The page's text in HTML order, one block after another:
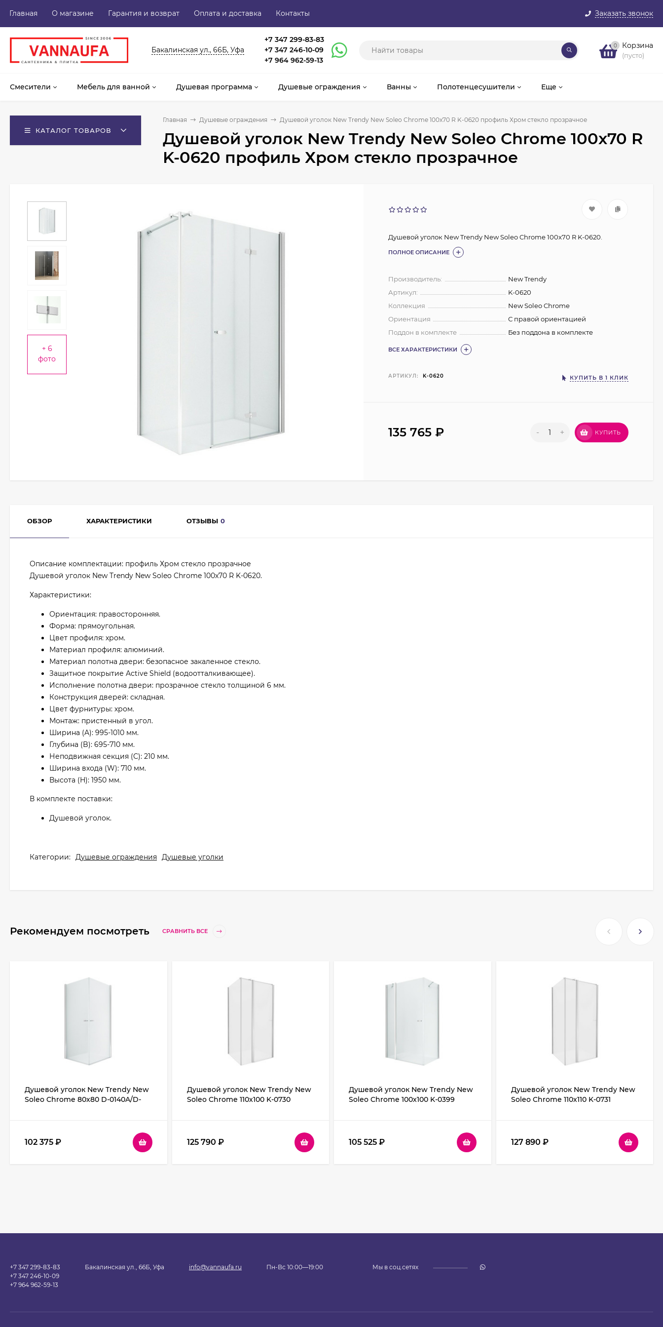
Заказать звонок
Главная О магазине Гарантия и возврат Оплата и доставка Контакты
Бакалинская ул., 66Б, Уфа
+7 347 299-83-83
+7 347 246-10-09
+7 964 962-59-13
0 Корзина
(пусто)
Смесители Мебель для ванной Душевая программа Душевые ограждения Ванны Полотенцесушители Еще
КАТАЛОГ ТОВАРОВ
Главная Душевые ограждения Душевой уголок New Trendy New Soleo Chrome 100x70 R K-0620 профиль Хром стекло прозрачное
Душевой уголок New Trendy New Soleo Chrome 100x70 R
K-0620 профиль Хром стекло прозрачное
+ 6
фото
Душевой уголок New Trendy New Soleo Chrome 100x70 R K-0620.
ПОЛНОЕ ОПИСАНИЕ
Производитель:
New Trendy
Артикул:
K-0620
Коллекция
New Soleo Chrome
Ориентация
С правой ориентацией
Поддон в комплекте
Без поддона в комплекте
ВСЕ ХАРАКТЕРИСТИКИ
АРТИКУЛ: K-0620 КУПИТЬ В 1 КЛИК
135 765₽ - + КУПИТЬ
ОБЗОР ХАРАКТЕРИСТИКИ ОТЗЫВЫ 0
Описание комплектации: профиль Хром стекло прозрачное
Душевой уголок New Trendy New Soleo Chrome 100x70 R K-0620.
Характеристики:
Ориентация: правосторонняя.
Форма: прямоугольная.
Цвет профиля: хром.
Материал профиля: алюминий.
Материал полотна двери: безопасное закаленное стекло.
Защитное покрытие Active Shield (водоотталкивающее).
Исполнение полотна двери: прозрачное стекло толщиной 6 мм.
Конструкция дверей: складная.
Цвет фурнитуры: хром.
Монтаж: пристенный в угол.
Ширина (A): 995-1010 мм.
Глубина (B): 695-710 мм.
Неподвижная секция (С): 210 мм.
Ширина входа (W): 710 мм.
Высота (H): 1950 мм.
В комплекте поставки:
Душевой уголок.
Категории: Душевые ограждения Душевые уголки
Рекомендуем посмотреть СРАВНИТЬ ВСЕ
Душевой уголок New Trendy New
Soleo Chrome 80х80 D-0140A/D-
102 375 ₽
Душевой уголок New Trendy New
Soleo Chrome 110х100 K-0730
125 790 ₽
Душевой уголок New Trendy New
Soleo Chrome 100х100 K-0399
105 525 ₽
Душевой уголок New Trendy New
Soleo Chrome 110х110 K-0731
127 890 ₽
+7 347 299-83-83
+7 347 246-10-09
+7 964 962-59-13
Бакалинская ул., 66Б, Уфа info@vannaufa.ru Пн-Вс 10:00—19:00 Мы в соц.сетях